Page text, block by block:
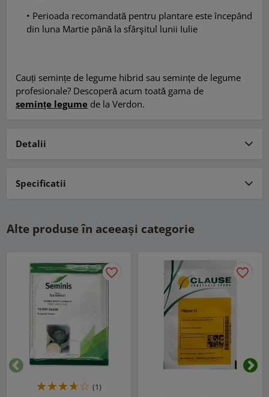
• Perioada recomandată pentru plantare este începând
din luna Martie până la sfârşitul lunii Iulie
Cauți semințe de legume hibrid sau semințe de legume
profesionale? Descoperă acum toată gama de
semințe legume de la Verdon.
Detalii
Specificatii
Alte produse în aceeași categorie
favorite_border
(1)
favorite_border
Inapoi